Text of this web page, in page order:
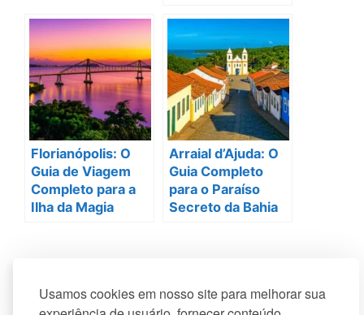
Usamos cookies em nosso site para melhorar sua
Florianópolis: O
Guia de Viagem
Completo para a
Ilha da Magia
Arraial d’Ajuda: O
Guia Completo
para o Paraíso
Secreto da Bahia
Tags
Aventura,Calor,Gastronomia, Mergulho,